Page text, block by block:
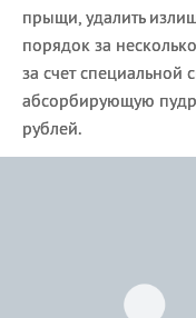
прыщи, удалить
порядок за
за счет
абсорбирующую
рублей.